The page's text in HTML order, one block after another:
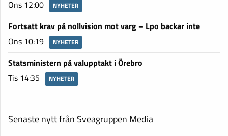
Ons 12:00
NYHETER
Fortsatt krav på nollvision mot varg – Lpo backar inte
Ons 10:19
NYHETER
Statsministern på valupptakt i Örebro
Tis 14:35
NYHETER
Senaste nytt från Sveagruppen Media